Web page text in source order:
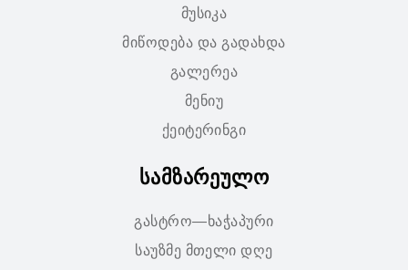
მუსიკა
მიწოდება და გადახდა
გალერეა
მენიუ
ქეიტერინგი
სამზარეულო
გასტრო—ხაჭაპური
საუზმე მთელი დღე